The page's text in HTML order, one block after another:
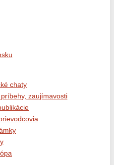
chaty
zaujímavosti